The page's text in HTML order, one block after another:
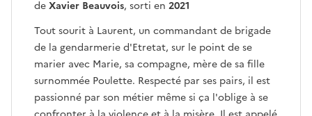
deXavier Beauvois, sorti en 2021
Tout sourit à Laurent, un commandant de brigade
de la gendarmerie d'Etretat, sur le point de se
marier avec Marie, sa compagne, mère de sa fille
surnommée Poulette. Respecté par ses pairs, il est
passionné par son métier même si ça l'oblige à se